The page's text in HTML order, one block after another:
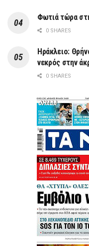
Φωτιά τώρα
0 SHARES
Ηράκλειο:
νεκρός στην
0 SHARES